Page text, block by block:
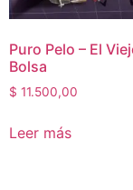
Puro Pelo – El
Bolsa
$ 11.500,00
Leer más